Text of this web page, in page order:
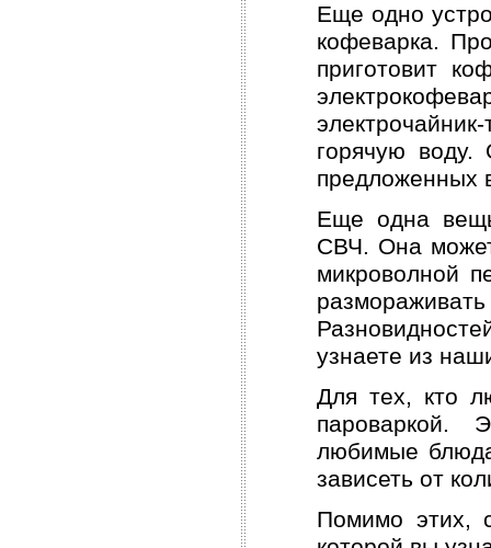
Еще одно
кофеварка.
приготовит
горячую
предложенных
Еще одна
СВЧ. Она
микроволной
узнаете из
Для тех, кто
пароваркой.
любимые
зависеть от
Помимо этих,